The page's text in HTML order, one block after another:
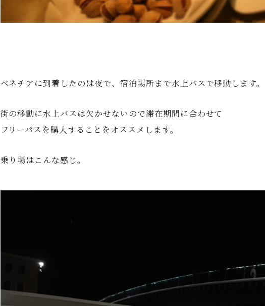
ベネチアに到着したのは夜で、宿泊場所まで水上バスで移動します。
街の移動に水上バスは欠かせないので滞在期間に合わせて
フリーパスを購入することをオススメします。
乗り場はこんな感じ。